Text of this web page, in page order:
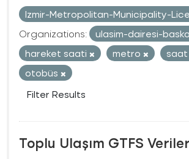
Izmir-Metropolitan-Municipality-
Organizations:
ulasim-dairesi-
hareket saati
metro
saat
otobüs
Filter Results
Toplu Ulaşım GTFS